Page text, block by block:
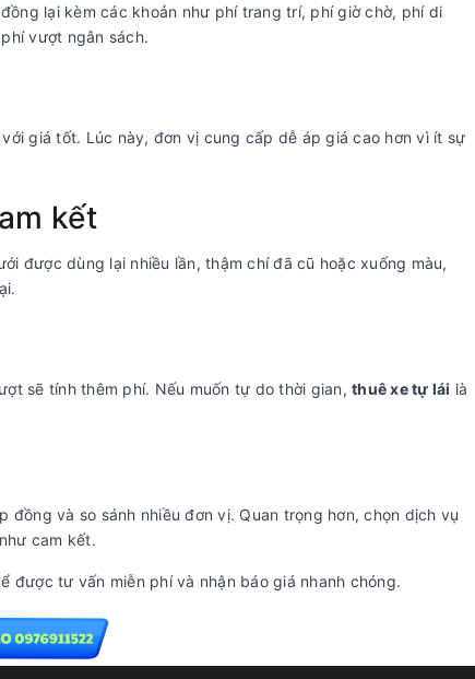
lại kèm các khoản như phí trang trí, phí giờ chờ, phí di
vượt ngân sách.
giá tốt. Lúc này, đơn vị cung cấp dễ áp giá cao hơn vì ít sự
kết
được dùng lại nhiều lần, thậm chí đã cũ hoặc xuống màu,
sẽ tính thêm phí. Nếu muốn tự do thời gian, thuê xe tự lái là
và so sánh nhiều đơn vị. Quan trọng hơn, chọn dịch vụ
cam kết.
được tư vấn miễn phí và nhận báo giá nhanh chóng.